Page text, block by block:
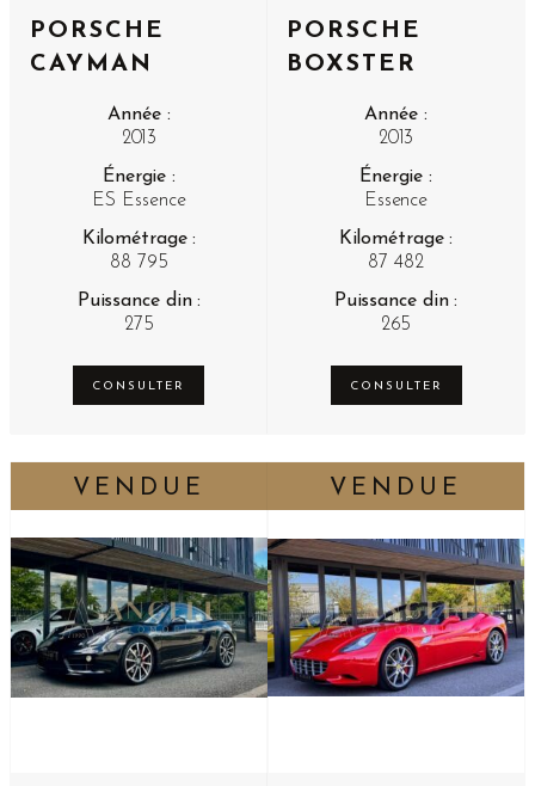
PORSCHE
CAYMAN
Année :
2013
Énergie :
ES Essence
Kilométrage :
88 795
Puissance din :
275
CONSULTER
PORSCHE
BOXSTER
Année :
2013
Énergie :
Essence
Kilométrage :
87 482
Puissance din :
265
CONSULTER